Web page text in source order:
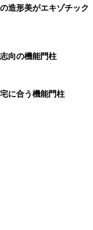
造形美がエキゾチック
向の機能門柱
に合う機能門柱